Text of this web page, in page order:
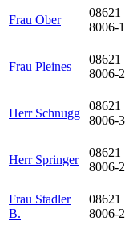
Frau Ober
08621
8006-
Frau Pleines
08621
8006-
Herr Schnugg
08621
8006-
Herr Springer
08621
8006-
Frau Stadler
B.
08621
8006-